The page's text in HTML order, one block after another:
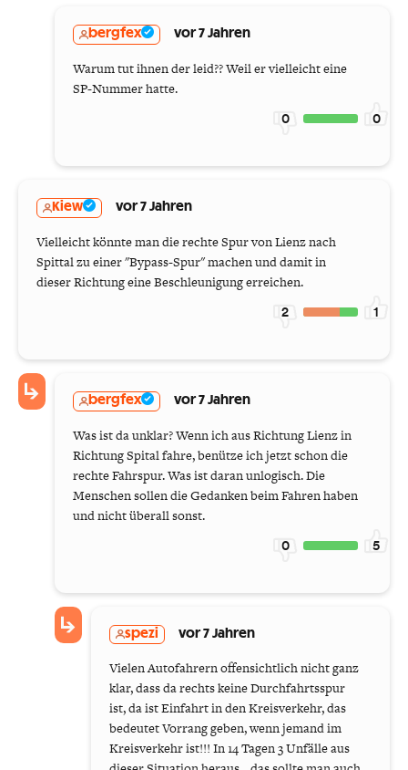
bergfex vor 7 Jahren
Warum tut ihnen der leid?? Weil er vielleicht eine
SP-Nummer hatte.
0 0
Kiew vor 7 Jahren
Vielleicht könnte man die rechte Spur von Lienz nach
Spittal zu einer "Bypass-Spur" machen und damit in
dieser Richtung eine Beschleunigung erreichen.
2 1
bergfex vor 7 Jahren
Was ist da unklar? Wenn ich aus Richtung Lienz in
Richtung Spital fahre, benütze ich jetzt schon die
rechte Fahrspur. Was ist daran unlogisch. Die
Menschen sollen die Gedanken beim Fahren haben
und nicht überall sonst.
0 5
spezi vor 7 Jahren
Vielen Autofahrern offensichtlich nicht ganz
klar, dass da rechts keine Durchfahrtsspur
ist, da ist Einfahrt in den Kreisverkehr, das
bedeutet Vorrang geben, wenn jemand im
Kreisverkehr ist!!! In 14 Tagen 3 Unfälle aus